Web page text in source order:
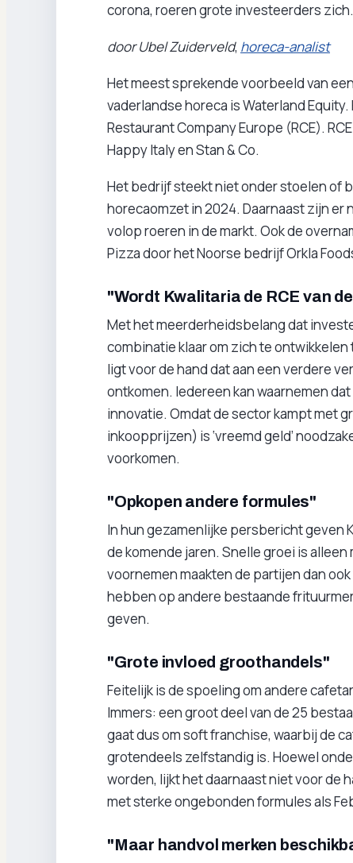
corona, roeren grote investeerders zich.
door Ubel Zuiderveld, horeca-analist
Het meest sprekende voorbeeld van
vaderlandse horeca is Waterland
Restaurant Company Europe (RCE).
Happy Italy en Stan & Co.
Het bedrijf steekt niet onder stoelen of
horecaomzet in 2024. Daarnaast zijn
volop roeren in de markt. Ook de
Pizza door het Noorse bedrijf Orkla
"Wordt Kwalitaria de RCE van
Met het meerderheidsbelang dat
combinatie klaar om zich te ontwikkelen
ligt voor de hand dat aan een verdere
ontkomen. Iedereen kan waarnemen
innovatie. Omdat de sector kampt met
inkoopprijzen) is ‘vreemd geld’
voorkomen.
"Opkopen andere formules"
In hun gezamenlijke persbericht geven
de komende jaren. Snelle groei is
voornemen maakten de partijen dan
hebben op andere bestaande
geven.
"Grote invloed groothandels"
Feitelijk is de spoeling om andere
Immers: een groot deel van de 25
gaat dus om soft franchise, waarbij de
grotendeels zelfstandig is. Hoewel
worden, lijkt het daarnaast niet voor de
met sterke ongebonden formules als
"Maar handvol merken